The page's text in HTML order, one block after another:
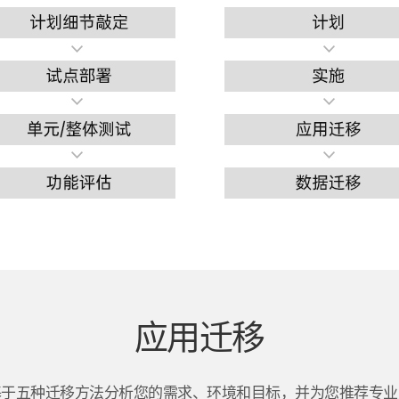
应用迁移
五种迁移方法分析您的需求、环境和目标，并为您推荐专